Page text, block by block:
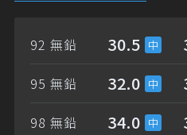
92 無鉛 30.5
95 無鉛 32.0
98 無鉛 34.0